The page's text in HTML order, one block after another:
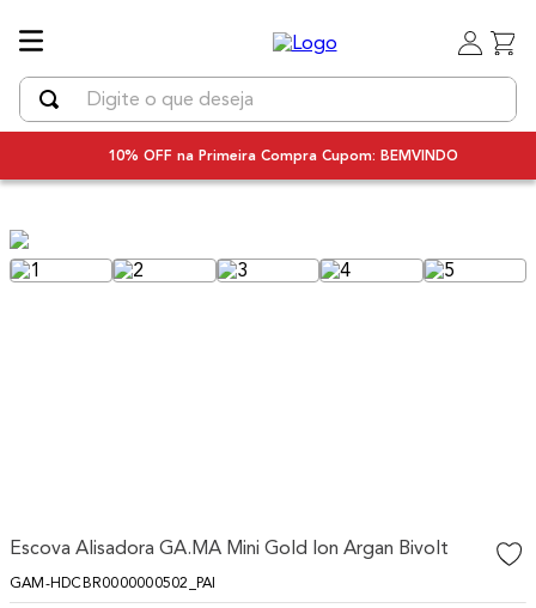
Digite o que deseja
10% OFF na Primeira Compra Cupom: BEMVINDO
Escova Alisadora GA.MA Mini Gold Ion Argan Bivolt
GAM-HDCBR0000000502_PAI
TERMOS MAIS BUSCADOS
1º
uniq
2º
3º
secador
10º difusor